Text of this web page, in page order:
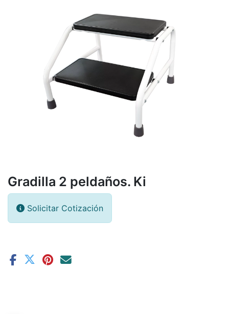
Gradilla 2 peldaños. Ki
Solicitar Cotización